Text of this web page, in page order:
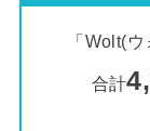
「Wolt(
合計